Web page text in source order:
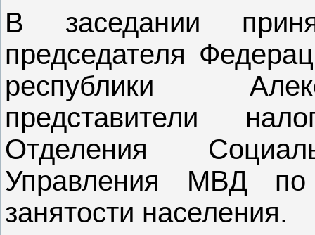
В заседании
председателя
республики
представители
Отделения
Управления МВД по
занятости населения.